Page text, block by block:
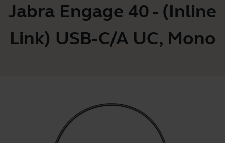
Jabra Engage 40 - (Inline
Link) USB-C/A UC, Mono